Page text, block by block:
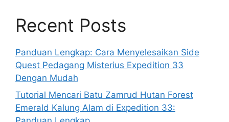
Recent Posts
Panduan Lengkap: Cara Menyelesaikan Side
Quest Pedagang Misterius Expedition 33
Dengan Mudah
Tutorial Mencari Batu Zamrud Hutan Forest
Emerald Kalung Alam di Expedition 33: